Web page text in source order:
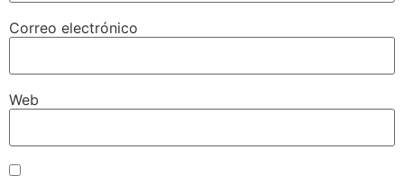
Correo electrónico
Web